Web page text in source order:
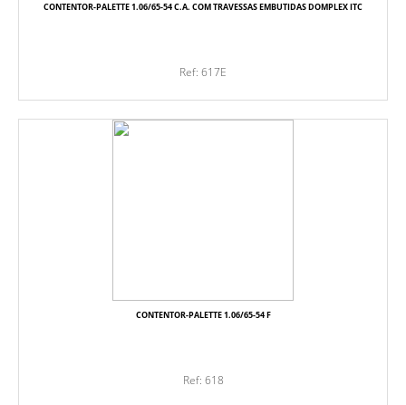
CONTENTOR-PALETTE 1.06/65-54 C.A. COM TRAVESSAS EMBUTIDAS DOMPLEX ITC
Ref: 617E
CONTENTOR-PALETTE 1.06/65-54 F
Ref: 618